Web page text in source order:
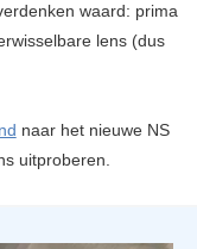
waard: prima
lens (dus
naar het nieuwe NS
uitproberen.